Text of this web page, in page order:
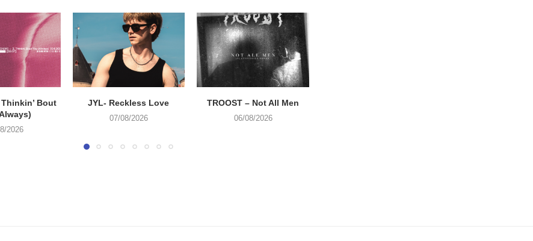
Thinkin’ Bout
2026
JYL- Reckless Love
07/08/2026
TROOST – Not All Men
06/08/2026